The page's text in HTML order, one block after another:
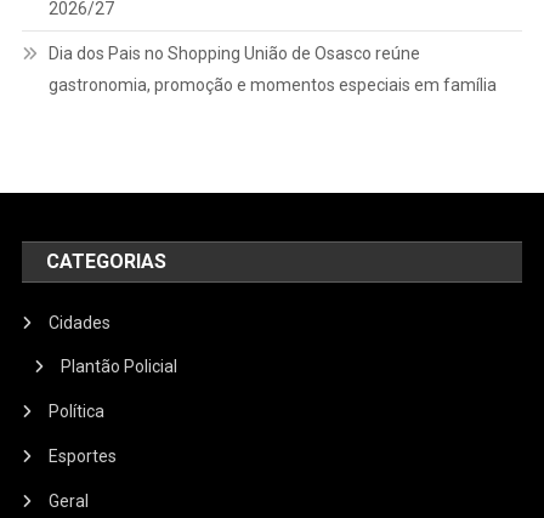
2026/27
Dia dos Pais no Shopping União de Osasco reúne
gastronomia, promoção e momentos especiais em família
CATEGORIAS
Cidades
Plantão Policial
Política
Esportes
Geral